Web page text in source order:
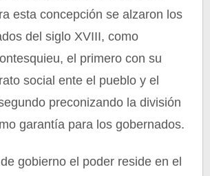
esta concepción se alzaron los
del siglo XVIII, como
el primero con su
social ente el pueblo y el
preconizando la división
garantía para los gobernados.
gobierno el poder reside en el